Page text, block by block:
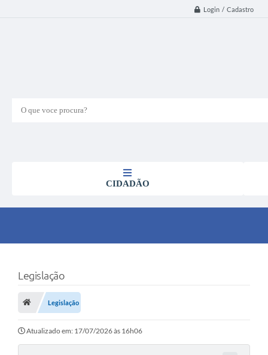
Login / Cadastro
O que voce procura?
CIDADÃO
Legislação
Legislação
Atualizado em: 17/07/2026 às 16h06